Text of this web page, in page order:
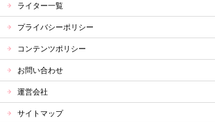
ライター一覧
プライバシーポリシー
コンテンツポリシー
お問い合わせ
運営会社
サイトマップ